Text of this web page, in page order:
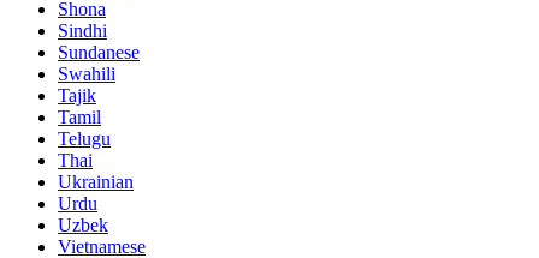
Shona
Sindhi
Sundanese
Swahili
Tajik
Tamil
Telugu
Thai
Ukrainian
Urdu
Uzbek
Vietnamese